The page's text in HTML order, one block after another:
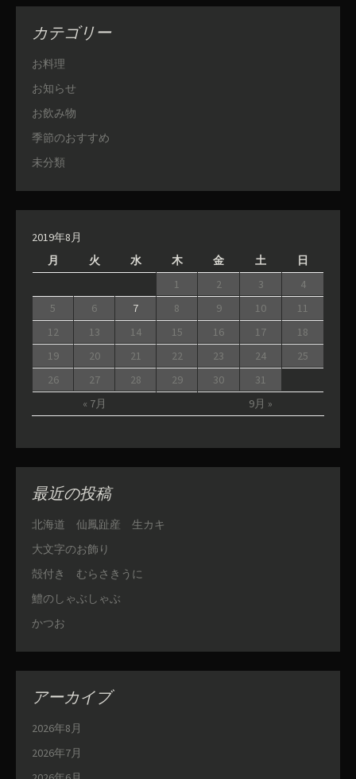
カテゴリー
お料理
お知らせ
お飲み物
季節のおすすめ
未分類
2019年8月
月
火 水 木 金 土 日
« 7月 9月 »
1 2 3
4
5
6 7 8 9 10
11
12
13 14 15 16 17
18
19
20 21 22 23 24
25
26
27 28 29 30 31
最近の投稿
北海道 仙鳳趾産 生カキ
大文字のお飾り
殻付き むらさきうに
鱧のしゃぶしゃぶ
かつお
アーカイブ
2026年8月
2026年7月